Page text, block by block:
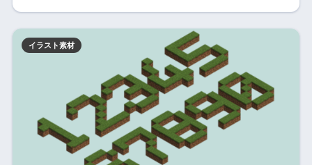
イラスト素材